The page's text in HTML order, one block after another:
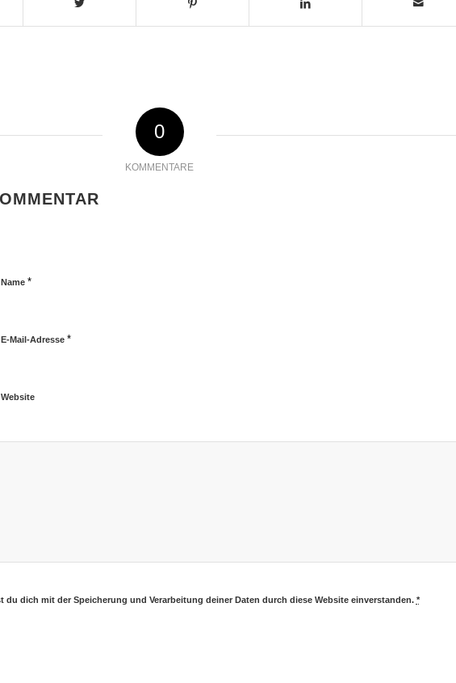
0
KOMMENTARE
Name *
E-Mail-Adresse *
Website
du dich mit der Speicherung und Verarbeitung deiner Daten durch diese Website einverstanden. *